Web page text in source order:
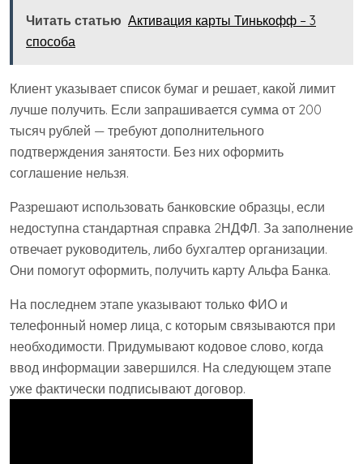
Читать статью Активация карты Тинькофф – 3
способа
Клиент указывает список бумаг и решает, какой лимит
лучше получить. Если запрашивается сумма от 200
тысяч рублей — требуют дополнительного
подтверждения занятости. Без них оформить
соглашение нельзя.
Разрешают использовать банковские образцы, если
недоступна стандартная справка 2НДФЛ. За заполнение
отвечает руководитель, либо бухгалтер организации.
Они помогут оформить, получить карту Альфа Банка.
На последнем этапе указывают только ФИО и
телефонный номер лица, с которым связываются при
необходимости. Придумывают кодовое слово, когда
ввод информации завершился. На следующем этапе
уже фактически подписывают договор.